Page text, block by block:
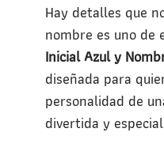
Hay detalles que
nombre es uno de
Inicial Azul y
diseñada para
personalidad de
divertida y